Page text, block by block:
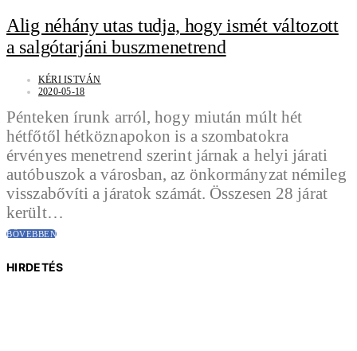
Alig néhány utas tudja, hogy ismét változott
a salgótarjáni buszmenetrend
KÉRI ISTVÁN
2020-05-18
Pénteken írunk arról, hogy miután múlt hét
hétfőtől hétköznapokon is a szombatokra
érvényes menetrend szerint járnak a helyi járati
autóbuszok a városban, az önkormányzat némileg
visszabővíti a járatok számát. Összesen 28 járat
került…
BŐVEBBEN
HIRDETÉS